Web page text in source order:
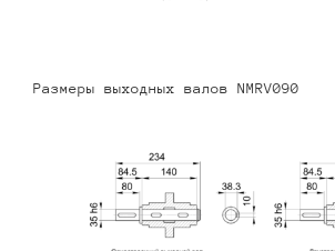
Размеры выходных валов NMRV090